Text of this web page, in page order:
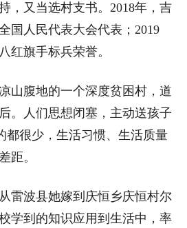
，又当选村支书。2018年，吉
国人民代表大会代表；2019
红旗手标兵荣誉。
山腹地的一个深度贫困村，道
。人们思想闭塞，主动送孩子
都很少，生活习惯、生活质量
距。
雷波县她嫁到庆恒乡庆恒村尔
学到的知识应用到生活中，率